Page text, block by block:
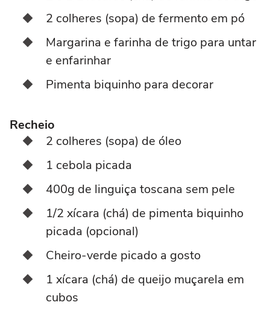
2 colheres (sopa) de fermento em pó
Margarina e farinha de trigo para untar
e enfarinhar
Pimenta biquinho para decorar
Recheio
2 colheres (sopa) de óleo
1 cebola picada
400g de linguiça toscana sem pele
1/2 xícara (chá) de pimenta biquinho
picada (opcional)
Cheiro-verde picado a gosto
1 xícara (chá) de queijo muçarela em
cubos